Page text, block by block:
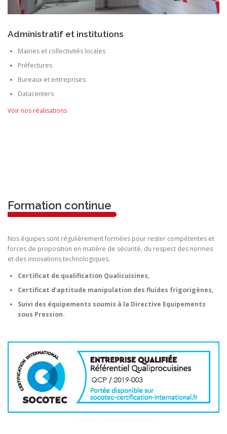
Administratif et institutions
Mairies et collectivités locales
Préfectures
Bureaux et entreprises
Datacenters
Voir nos réalisations
Formation continue
Nos équipes sont régulièrement formées pour rester compétentes et
forces de proposition en matière de sécurité, du respect des normes
et des innovations technologiques.
Certificat de qualification Qualicuisines,
Certificat d’aptitude manipulation des fluides frigorigènes,
Suivi des équipements soumis à la Directive Equipements
sous Pression.